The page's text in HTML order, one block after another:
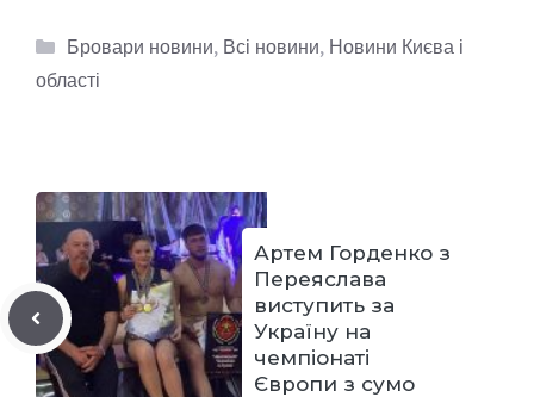
Категорії
Бровари новини, Всі новини, Новини Києва і
області
Артем Горденко з
Переяслава
виступить за
Україну на
чемпіонаті
Європи з сумо